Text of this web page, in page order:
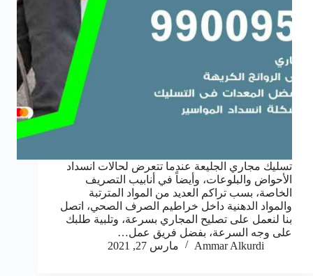
تسليك مجاري الجليعة عندما تتعرض لحالات انسداد
الأحواض والبلوعات، وأيضاً في أنابيب التصريف
الخاصة، بسب تراكم العديد من المواد المترتبة
والمواد الدهنية داخل خراطيم الصرف الصحي، اتصل
بنا لنعمل على تصليح المجاري بسرعة، وتلبية طلبك
على وجه السرعة، بفضل فريق عمل…
Ammar Alkurdi
مارس 27, 2021